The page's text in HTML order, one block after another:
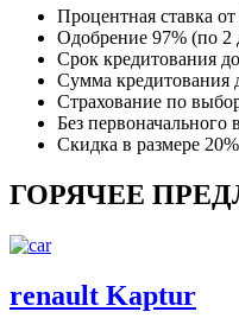
Процентная ставка от
Одобрение 97% (по 2
Срок кредитования
Сумма кредитования
Страхование по
Без первоначального
Скидка в размере
ГОРЯЧЕЕ
renault Kaptur